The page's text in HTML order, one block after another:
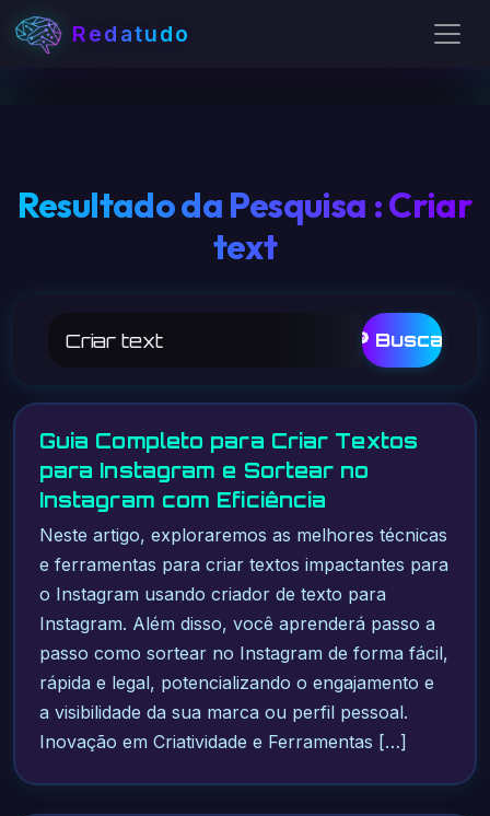
Redatudo
Resultado da Pesquisa : Criar
text
🔎 Buscar
Guia Completo para Criar Textos
para Instagram e Sortear no
Instagram com Eficiência
Neste artigo, exploraremos as melhores técnicas
e ferramentas para criar textos impactantes para
o Instagram usando criador de texto para
Instagram. Além disso, você aprenderá passo a
passo como sortear no Instagram de forma fácil,
rápida e legal, potencializando o engajamento e
a visibilidade da sua marca ou perfil pessoal.
Inovação em Criatividade e Ferramentas […]